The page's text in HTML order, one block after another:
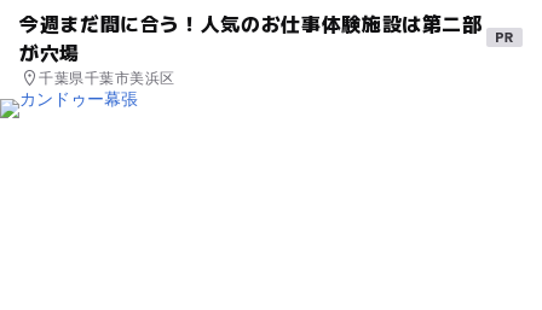
今週まだ間に合う！人気のお仕事体験施設は第二部
が穴場
千葉県千葉市美浜区